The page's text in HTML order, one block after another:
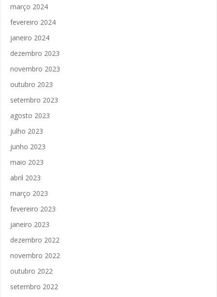
março 2024
fevereiro 2024
janeiro 2024
dezembro 2023
novembro 2023
outubro 2023
setembro 2023
agosto 2023
julho 2023
junho 2023
maio 2023
abril 2023
março 2023
fevereiro 2023
janeiro 2023
dezembro 2022
novembro 2022
outubro 2022
setembro 2022